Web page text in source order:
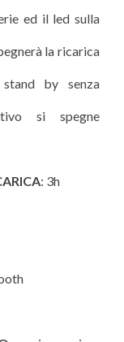
ed il led sulla
la ricarica
by senza
si spegne
: 3h